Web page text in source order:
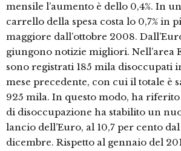
mensile l’aumento è dello 0,4%. In
carrello della spesa costa lo 0,7% in
maggiore dall’ottobre 2008.
giungono notizie migliori. Nell’area
sono registrati 185 mila disoccupati
mese precedente, con cui il totale è
925 mila. In questo modo, ha riferito
di disoccupazione ha stabilito un
lancio dell’Euro, al 10,7 per cento
dicembre. Rispetto al gennaio del